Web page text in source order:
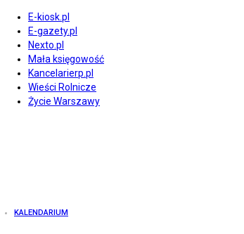
E-kiosk.pl
E-gazety.pl
Nexto.pl
Mała księgowość
Kancelarierp.pl
Wieści Rolnicze
Życie Warszawy
KALENDARIUM